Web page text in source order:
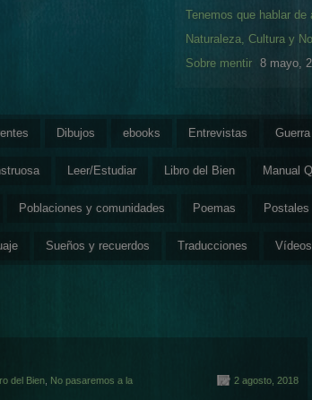
Tenemos que hablar de
Naturaleza, Cultura y
Sobre mentir 8 mayo,
Dibujos ebooks Entrevistas Guerra
Leer/Estudiar Libro del Bien Manual
Poblaciones y comunidades Poemas
Sueños y recuerdos Traducciones Vídeos
del Bien No pasaremos a la
2 agosto, 2018